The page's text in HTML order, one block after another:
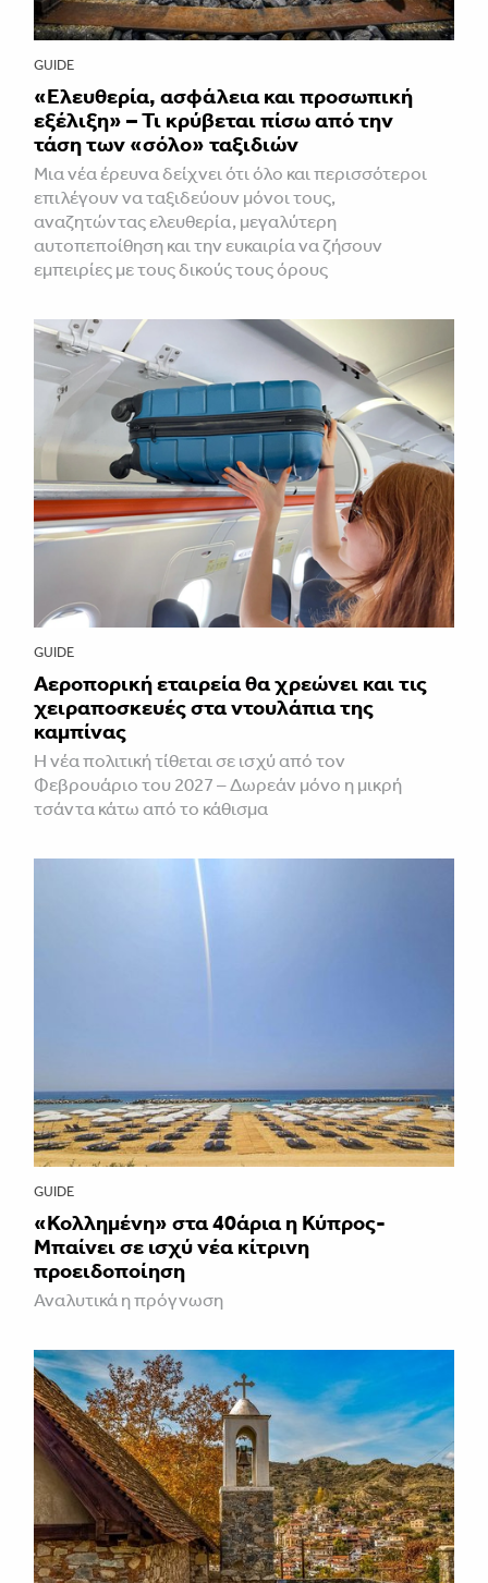
GUIDE
«Ελευθερία, ασφάλεια και προσωπική
εξέλιξη» – Τι κρύβεται πίσω από την
τάση των «σόλο» ταξιδιών
Μια νέα έρευνα δείχνει ότι όλο και περισσότεροι
επιλέγουν να ταξιδεύουν μόνοι τους,
αναζητώντας ελευθερία, μεγαλύτερη
αυτοπεποίθηση και την ευκαιρία να ζήσουν
εμπειρίες με τους δικούς τους όρους
GUIDE
Αεροπορική εταιρεία θα χρεώνει και τις
χειραποσκευές στα ντουλάπια της
καμπίνας
Η νέα πολιτική τίθεται σε ισχύ από τον
Φεβρουάριο του 2027 – Δωρεάν μόνο η μικρή
τσάντα κάτω από το κάθισμα
GUIDE
«Κολλημένη» στα 40άρια η Κύπρος-
Μπαίνει σε ισχύ νέα κίτρινη
προειδοποίηση
Αναλυτικά η πρόγνωση